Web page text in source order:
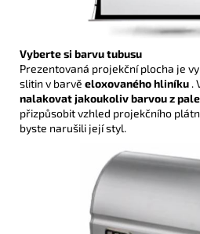
Vyberte si barvu tubusu
Prezentovaná projekční plocha je
slitin v barvě eloxovaného hliníku .
nalakovat jakoukoliv barvou z
přizpůsobit vzhled projekčního
byste narušili její styl.